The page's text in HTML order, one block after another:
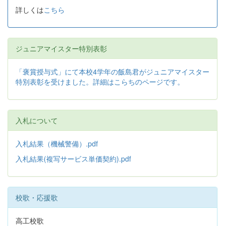
詳しくはこちら
ジュニアマイスター特別表彰
「褒賞授与式」にて本校4学年の飯島君がジュニアマイスター
特別表彰を受けました。詳細はこらちのページです。
入札について
入札結果（機械警備）.pdf
入札結果(複写サービス単価契約).pdf
校歌・応援歌
高工校歌